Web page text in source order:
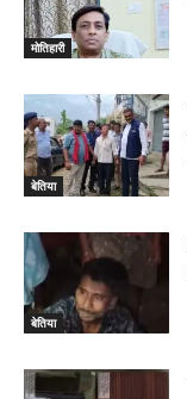
मोतिहारी
बेतिया
बेतिया